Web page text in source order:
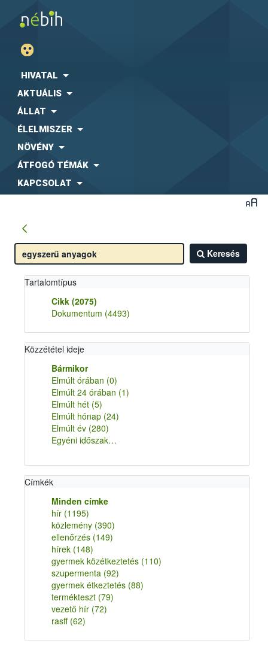
HIVATAL
AKTUÁLIS
ÁLLAT
ÉLELMISZER
NÖVÉNY
ÁTFOGÓ TÉMÁK
KAPCSOLAT
Keresés
Tartalomtípus
Cikk (2075)
Dokumentum (4493)
Közzététel ideje
Bármikor
Elmúlt órában (0)
Elmúlt 24 órában (1)
Elmúlt hét (5)
Elmúlt hónap (24)
Elmúlt év (280)
Egyéni időszak…
Címkék
Minden címke
hír (1195)
közlemény (390)
ellenőrzés (149)
hírek (148)
gyermek közétkeztetés (110)
szupermenta (92)
gyermek étkeztetés (88)
termékteszt (79)
vezető hír (72)
rasff (62)